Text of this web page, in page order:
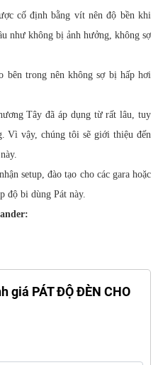
cố định bằng vít nên độ bền khi
như không bị ảnh hưởng, không sợ
bên trong nên không sợ bị hấp hơi
Tây đã áp dụng từ rất lâu, tuy
Vì vậy, chúng tôi sẽ giới thiệu đến
setup, đào tạo cho các gara hoặc
độ bi dùng Pát này.
giá PÁT ĐỘ ĐÈN CHO